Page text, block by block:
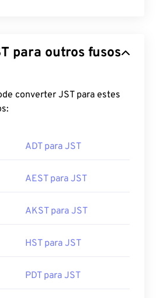
para outros fusos
converter JST para estes
ADT para JST
AEST para JST
AKST para JST
HST para JST
PDT para JST